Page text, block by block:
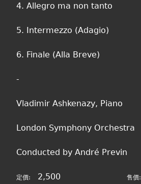
4. Allegro ma non tanto
5. Intermezzo (Adagio)
6. Finale (Alla Breve)
-
Vladimir Ashkenazy, Piano
London Symphony Orchestra
Conducted by André Previn
定價: 2,500 售價: